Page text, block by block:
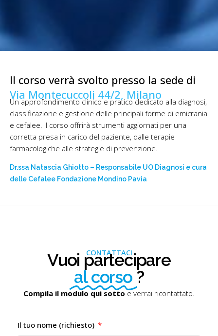
Il corso verrà svolto presso la sede di
Via Montecuccoli 44/2, Milano
Un approfondimento clinico e pratico dedicato alla diagnosi,
classificazione e gestione delle principali forme di emicrania
e cefalee. Il corso offrirà strumenti aggiornati per una
corretta presa in carico del paziente, dalle terapie
farmacologiche alle strategie di prevenzione.
Dr.ssa Natascia Ghiotto – Responsabile UO Diagnosi e cura
delle Cefalee Fondazione Mondino Pavia
CONTATTACI
Vuoi partecipare
al corso ?
Compila il modulo qui sottoe verrai ricontattato.
Il tuo nome (richiesto)